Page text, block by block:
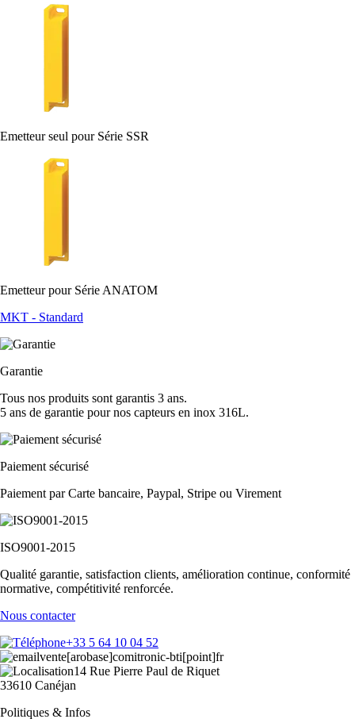
Emetteur seul pour Série SSR
Emetteur pour Série ANATOM
MKT - Standard
Garantie
Tous nos produits sont garantis 3 ans.
5 ans de garantie pour nos capteurs en inox 316L.
Paiement sécurisé
Paiement par Carte bancaire, Paypal, Stripe ou Virement
ISO9001-2015
Qualité garantie, satisfaction clients, amélioration continue, conformité
normative, compétitivité renforcée.
Nous contacter
+33 5 64 10 04 52
vente[arobase]comitronic-bti[point]fr
14 Rue Pierre Paul de Riquet
33610 Canéjan
Politiques & Infos